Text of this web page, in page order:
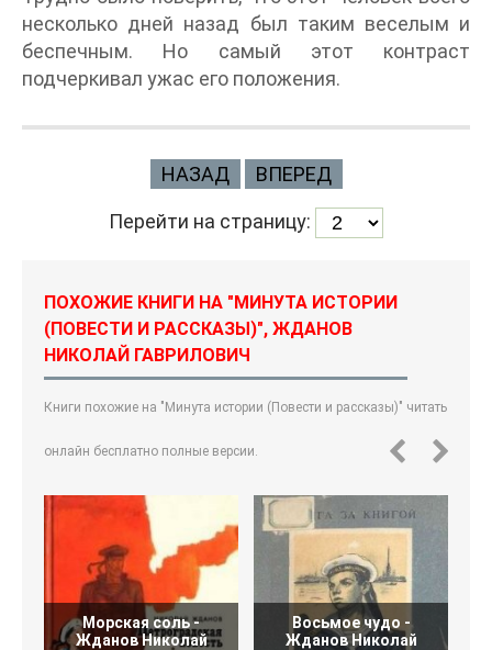
несколько дней назад был таким веселым и
беспечным. Но самый этот контраст
подчеркивал ужас его положения.
НАЗАД ВПЕРЕД
Перейти на страницу:
ПОХОЖИЕ КНИГИ НА "МИНУТА ИСТОРИИ
(ПОВЕСТИ И РАССКАЗЫ)", ЖДАНОВ
НИКОЛАЙ ГАВРИЛОВИЧ
Книги похожие на "Минута истории (Повести и рассказы)" читать
онлайн бесплатно полные версии.
Морская соль -
Жданов Николай
Восьмое чудо -
Жданов Николай